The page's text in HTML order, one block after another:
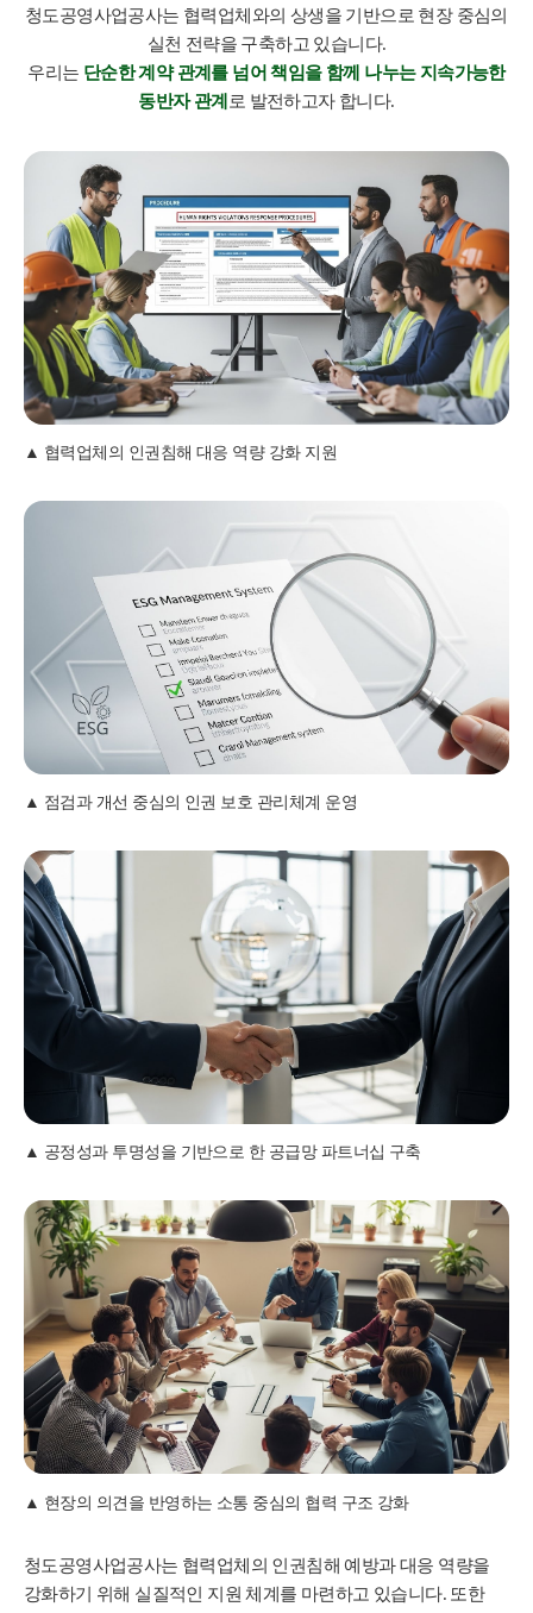
청도공영사업공사는 협력업체와의 상생을 기반으로 현장 중심의
실천 전략을 구축하고 있습니다.
우리는 단순한 계약 관계를 넘어 책임을 함께 나누는 지속가능한
동반자 관계 로 발전하고자 합니다.
협력업체의 인권침해 대응 역량 강화 지원
점검과 개선 중심의 인권 보호 관리체계 운영
공정성과 투명성을 기반으로 한 공급망 파트너십 구축
현장의 의견을 반영하는 소통 중심의 협력 구조 강화
청도공영사업공사는 협력업체의 인권침해 예방과 대응 역량을
강화하기 위해 실질적인 지원 체계를 마련하고 있습니다. 또한